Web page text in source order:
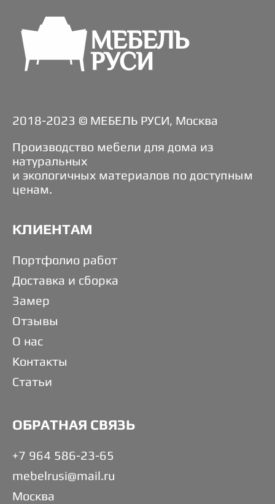
2018-2023 © МЕБЕЛЬ РУСИ, Москва
Производство мебели для дома из
натуральных
и экологичных материалов по доступным
ценам.
КЛИЕНТАМ
Портфолио работ
Доставка и сборка
Замер
Отзывы
О нас
Контакты
Статьи
ОБРАТНАЯ СВЯЗЬ
+7 964 586-23-65
mebelrusi@mail.ru
Москва